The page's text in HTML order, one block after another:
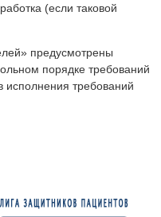
(если таковой
предусмотрены
порядке требований
исполнения требований